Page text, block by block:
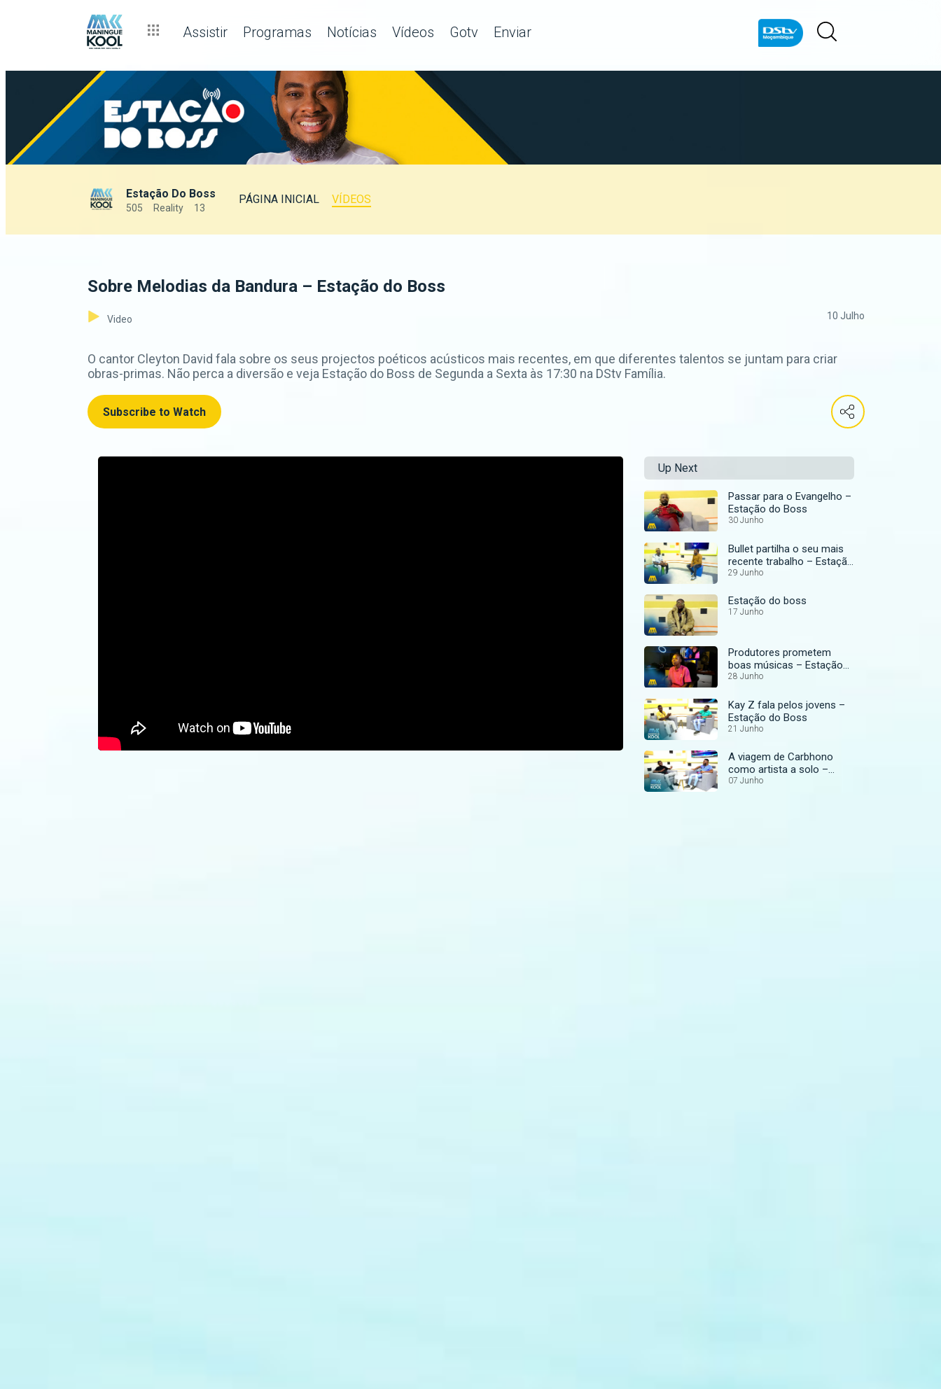
Assistir Programas Notícias Vídeos Gotv Enviar
Estação Do Boss
505 Reality 13
PÁGINA INICIAL VÍDEOS
Sobre Melodias da Bandura – Estação do Boss
Video 10 Julho
O cantor Cleyton David fala sobre os seus projectos poéticos acústicos mais recentes, em que diferentes talentos se juntam para criar
obras-primas. Não perca a diversão e veja Estação do Boss de Segunda a Sexta às 17:30 na DStv Família.
Subscribe to Watch
Up Next
Passar para o Evangelho –
Estação do Boss
30 Junho
Bullet partilha o seu mais
recente trabalho – Estação
do Boss
29 Junho
Estação do boss
17 Junho
Produtores prometem
boas músicas – Estação
do Boss
28 Junho
Kay Z fala pelos jovens –
Estação do Boss
21 Junho
A viagem de Carbhono
como artista a solo –
Estação do Boss
07 Junho